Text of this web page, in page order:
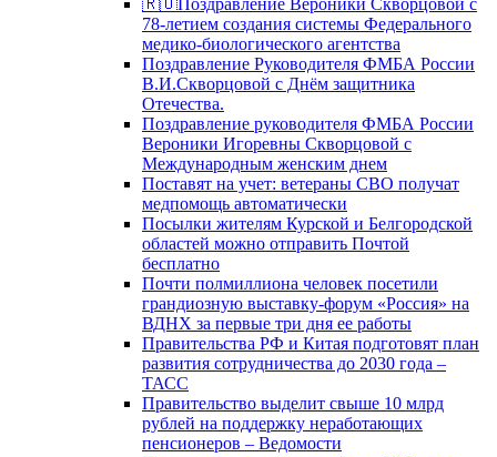
🇷🇺Поздравление Вероники Скворцовой с
78-летием создания системы Федерального
медико-биологического агентства
Поздравление Руководителя ФМБА России
В.И.Скворцовой с Днём защитника
Отечества.
Поздравление руководителя ФМБА России
Вероники Игоревны Скворцовой с
Международным женским днем
Поставят на учет: ветераны СВО получат
медпомощь автоматически
Посылки жителям Курской и Белгородской
областей можно отправить Почтой
бесплатно
Почти полмиллиона человек посетили
грандиозную выставку-форум «Россия» на
ВДНХ за первые три дня ее работы
Правительства РФ и Китая подготовят план
развития сотрудничества до 2030 года –
ТАСС
Правительство выделит свыше 10 млрд
рублей на поддержку неработающих
пенсионеров – Ведомости